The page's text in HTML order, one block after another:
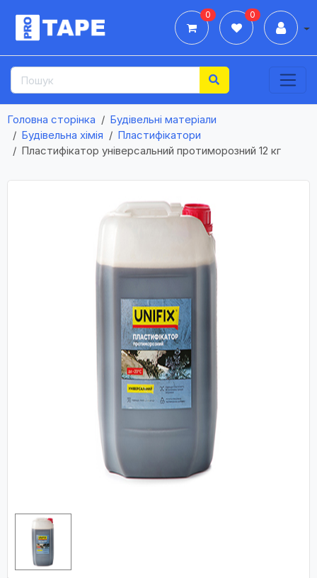
0 0
Головна сторінка
Будівельні матеріали
Будівельна хімія
Пластифікатори
Пластифікатор універсальний протиморозний 12 кг